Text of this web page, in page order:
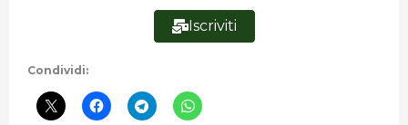
Iscriviti
Condividi: